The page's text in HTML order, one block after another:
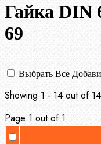
Гайка DIN
69
Выбрать Все
Showing 1 - 14 out of 14
Page 1 out of 1